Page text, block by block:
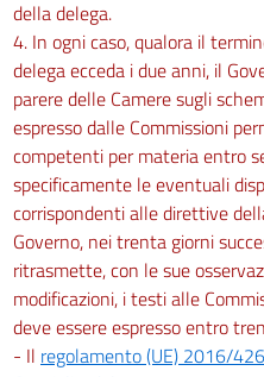
della delega.
4. In ogni caso, qualora il
delega ecceda i due anni, il
parere delle Camere sugli
espresso dalle Commissioni
competenti per materia entro
specificamente le eventuali
corrispondenti alle direttive
Governo, nei trenta giorni
ritrasmette, con le sue
modificazioni, i testi alle
deve essere espresso entro
- Il regolamento (UE) 2016/